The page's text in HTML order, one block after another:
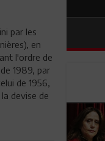
par les
en
l'ordre de
1989, par
de 1956,
devise de